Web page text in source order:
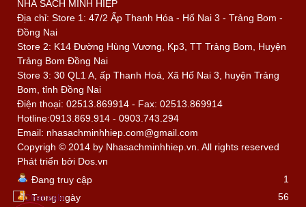
NHÀ SÁCH MINH HIỆP
Địa chỉ: Store 1: 47/2 Ấp Thanh Hóa - Hố Nai 3 - Trảng Bom -
Đồng Nai
Store 2: K14 Đường Hùng Vương, Kp3, TT Trảng Bom, Huyện
Trảng Bom Đồng Nai
Store 3: 30 QL1 A, ấp Thanh Hoá, Xã Hố Nai 3, huyện Trảng
Bom, tỉnh Đồng Nai
Điện thoại: 02513.869914 - Fax: 02513.869914
Hotline:0913.869.914 - 0903.743.294
Email: nhasachminhhiep.com@gmail.com
Copyrigh © 2014 by Nhasachminhhiep.vn. All rights reserved
Phát triển bởi Dos.vn
Đang truy cập
1
Trong ngày
56